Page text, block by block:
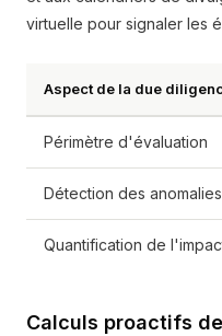
virtuelle pour signaler les
Aspect de la due
Périmètre d'évaluation
Détection des anomalies
Quantification de
Calculs proactifs